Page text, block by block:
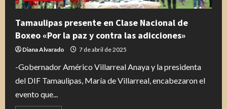
Tamaulipas presente en Clase Nacional de
Boxeo «Por la paz y contra las adicciones»
Diana Alvarado 7 de abril de 2025
-Gobernador Américo Villarreal Anaya y la presidenta
del DIF Tamaulipas, María de Villarreal, encabezaron el
evento que...